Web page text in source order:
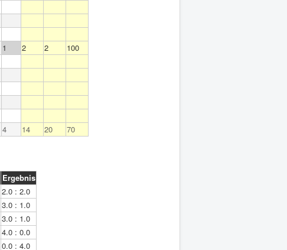
1 2 2
100
4 14 20 70
Ergebnis
2.0 : 2.0
3.0 : 1.0
3.0 : 1.0
4.0 : 0.0
0.0 : 4.0